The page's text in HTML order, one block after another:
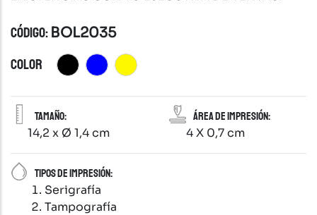
CÓDIGO: BOL2035
COLOR
Tamaño:
14,2 x Ø 1,4 cm
Área de impresión:
4 X 0,7 cm
Tipos de impresión:
Serigrafía
Tampografía